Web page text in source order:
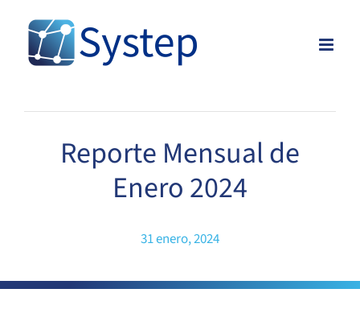
content
Reporte Mensual de
Enero 2024
31 enero, 2024